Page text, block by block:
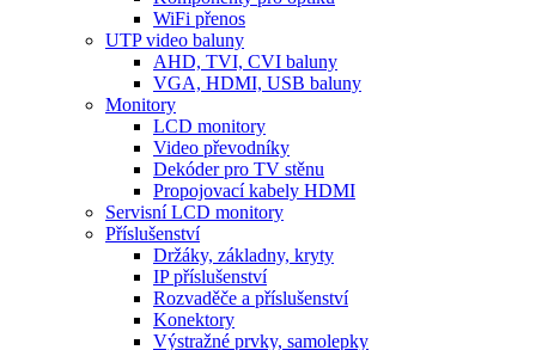
WiFi přenos
UTP video baluny
AHD, TVI, CVI baluny
VGA, HDMI, USB baluny
Monitory
LCD monitory
Video převodníky
Dekóder pro TV stěnu
Propojovací kabely HDMI
Servisní LCD monitory
Příslušenství
Držáky, základny, kryty
IP příslušenství
Rozvaděče a příslušenství
Konektory
Výstražné prvky, samolepky